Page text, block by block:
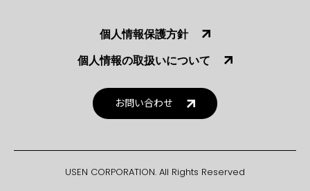
個人情報保護方針
個人情報の取扱いについて
お問い合わせ
USEN CORPORATION. All Rights Reserved